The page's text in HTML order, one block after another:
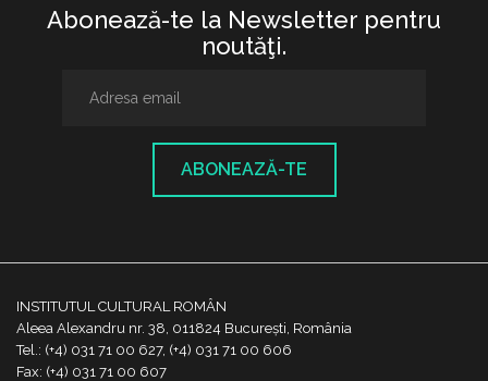
Abonează-te la Newsletter pentru
noutăţi.
ABONEAZĂ-TE
INSTITUTUL CULTURAL ROMÂN
Aleea Alexandru nr. 38, 011824 București, România
Tel.: (+4) 031 71 00 627, (+4) 031 71 00 606
Fax: (+4) 031 71 00 607